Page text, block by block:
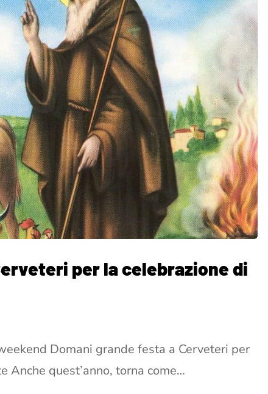
per la celebrazione di
Domani grande festa a Cerveteri per
Anche quest’anno, torna come…